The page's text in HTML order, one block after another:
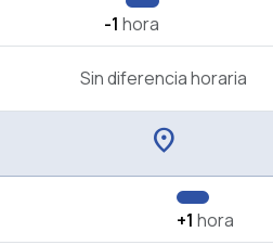
-1 hora
Sin diferencia horaria
location_on
+1 hora